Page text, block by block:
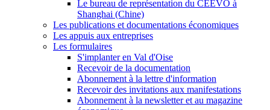
Le bureau de représentation du CEEVO à
Shanghai (Chine)
Les publications et documentations économiques
Les appuis aux entreprises
Les formulaires
S'implanter en Val d'Oise
Recevoir de la documentation
Abonnement à la lettre d'information
Recevoir des invitations aux manifestations
Abonnement à la newsletter et au magazine